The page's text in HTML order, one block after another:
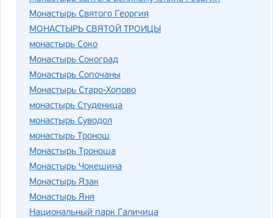
Монастырь Святого Георгия
МОНАСТЫРЬ СВЯТОЙ ТРОИЦЫ
монастырь Соко
Монастырь Сокоград
Монастырь Сопочаны
Монастырь Старо-Хопово
монастырь Студеница
монастырь Суводол
монастырь Тронош
Монастырь Троноша
Монастырь Чокешина
Монастырь Язак
Монастырь Яня
Национальный парк Галичица